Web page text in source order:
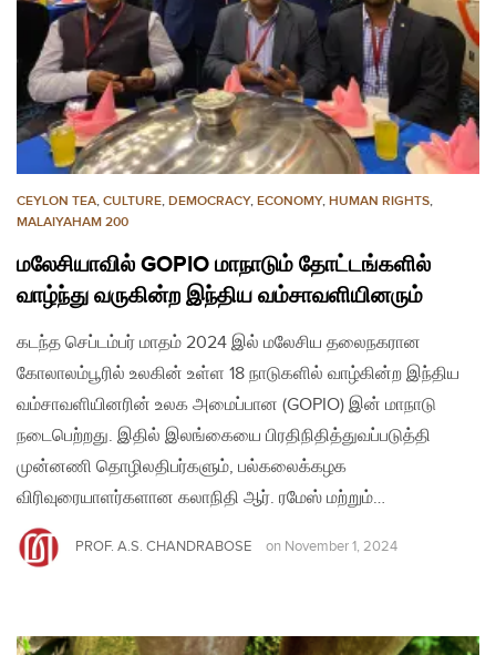
CEYLON TEA, CULTURE, DEMOCRACY, ECONOMY, HUMAN RIGHTS,
MALAIYAHAM 200
மலேசியாவில் GOPIO மாநாடும் தோட்டங்களில்
வாழ்ந்து வருகின்ற இந்திய வம்சாவளியினரும்
கடந்த செப்டம்பர் மாதம் 2024 இல் மலேசிய தலைநகரான
கோலாலம்பூரில் உலகின் உள்ள 18 நாடுகளில் வாழ்கின்ற இந்திய
வம்சாவளியினரின் உலக அமைப்பான (GOPIO) இன் மாநாடு
நடைபெற்றது. இதில் இலங்கையை பிரதிநிதித்துவப்படுத்தி
முன்னணி தொழிலதிபர்களும், பல்கலைக்கழக
விரிவுரையாளர்களான கலாநிதி ஆர். ரமேஸ் மற்றும்…
PROF. A.S. CHANDRABOSE on November 1, 2024